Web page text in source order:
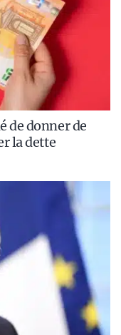
de donner de
la dette